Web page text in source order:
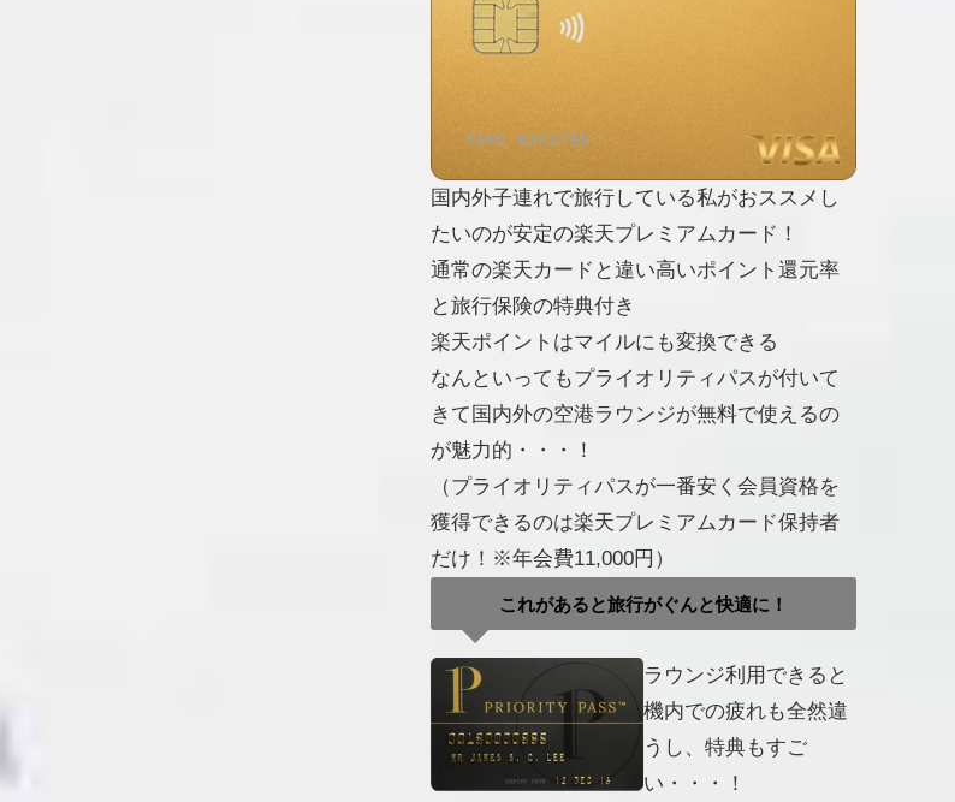
国内外子連れで旅行している私がおススメし
たいのが安定の楽天プレミアムカード！
通常の楽天カードと違い高いポイント還元率
と旅行保険の特典付き
楽天ポイントはマイルにも変換できる
なんといってもプライオリティパスが付いて
きて国内外の空港ラウンジが無料で使えるの
が魅力的・・・！
（プライオリティパスが一番安く会員資格を
獲得できるのは楽天プレミアムカード保持者
だけ！※年会費11,000円）
これがあると旅行がぐんと快適に！
ラウンジ利用できると
機内での疲れも全然違
うし、特典もすご
い・・・！